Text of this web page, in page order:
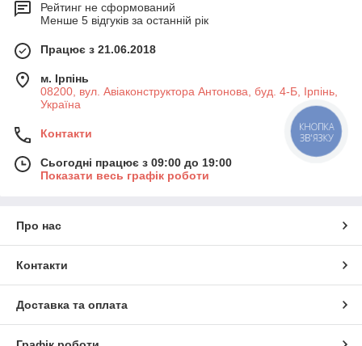
Рейтинг не сформований
Менше 5 відгуків за останній рік
Працює з 21.06.2018
м. Ірпінь
08200, вул. Авіаконструктора Антонова, буд. 4-Б, Ірпінь,
Україна
Контакти
Сьогодні працює з 09:00 до 19:00
Показати весь графік роботи
Про нас
Контакти
Доставка та оплата
КНОПКА
ЗВ'ЯЗКУ